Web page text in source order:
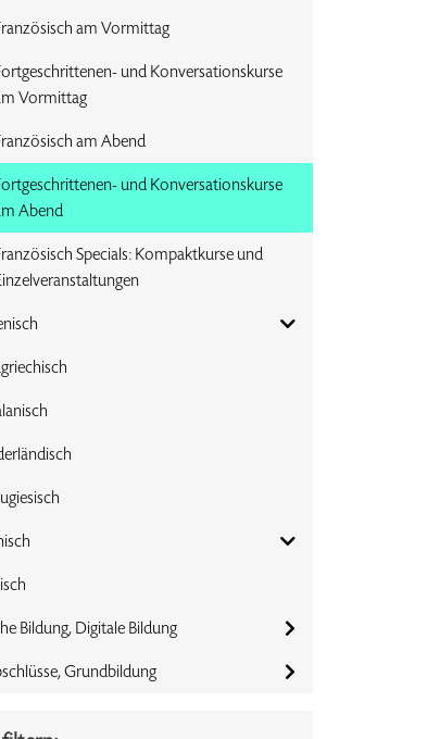
am Vormittag
und Konversationskurse
Vormittag
am Abend
und Konversationskurse
Abend
Specials: Kompaktkurse und
Bildung, Digitale Bildung
Grundbildung